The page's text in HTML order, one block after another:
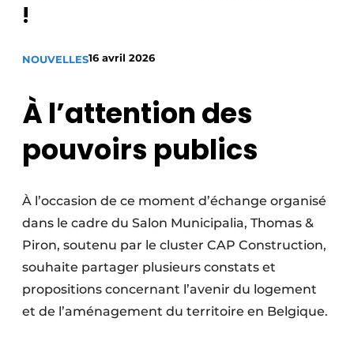
Construction bois
Contrôle d’accès
Fondations
Façades
Géotextiles
!
NOUVELLES16 avril 2026
À l’attention des
pouvoirs publics
À l’occasion de ce moment d’échange organisé
dans le cadre du Salon Municipalia, Thomas &
Piron, soutenu par le cluster CAP Construction,
souhaite partager plusieurs constats et
propositions concernant l’avenir du logement
et de l’aménagement du territoire en Belgique.